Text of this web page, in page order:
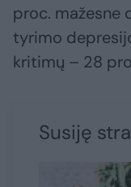
proc. mažesne
tyrimo
kritimų – 28
Susiję